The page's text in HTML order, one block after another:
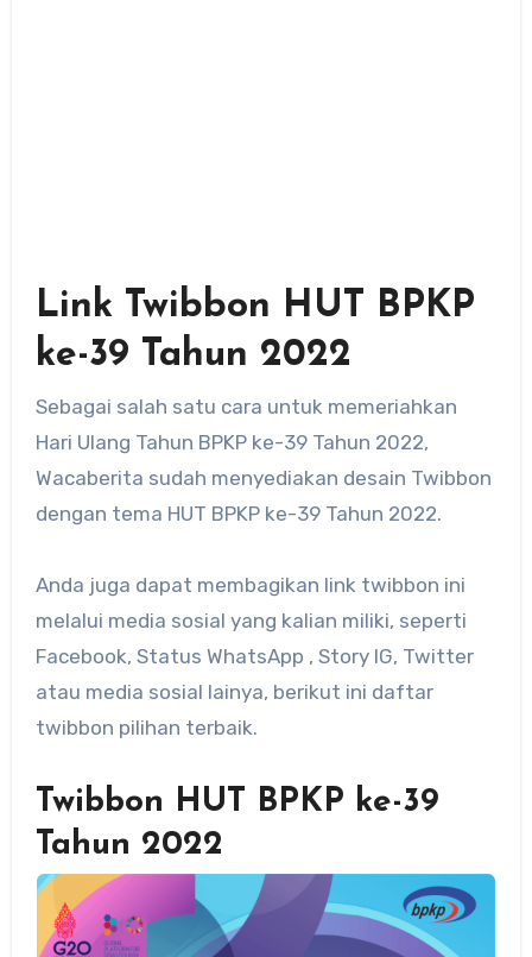
Link Twibbon HUT BPKP
ke-39 Tahun 2022
Sebagai salah satu cara untuk memeriahkan
Hari Ulang Tahun BPKP ke-39 Tahun 2022,
Wacaberita sudah menyediakan desain Twibbon
dengan tema HUT BPKP ke-39 Tahun 2022.
Anda juga dapat membagikan link twibbon ini
melalui media sosial yang kalian miliki, seperti
Facebook, Status WhatsApp , Story IG, Twitter
atau media sosial lainya, berikut ini daftar
twibbon pilihan terbaik.
Twibbon HUT BPKP ke-39
Tahun 2022